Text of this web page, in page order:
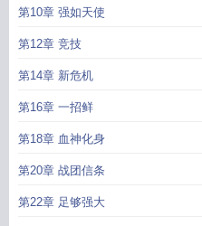
第10章 强如天使
第12章 竞技
第14章 新危机
第16章 一招鲜
第18章 血神化身
第20章 战团信条
第22章 足够强大